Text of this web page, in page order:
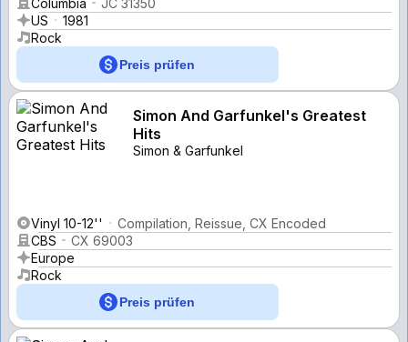
US
1981
Rock
Preis prüfen
Simon And Garfunkel's Greatest
Hits
Simon & Garfunkel
Vinyl 10-12''
Compilation, Reissue, CX Encoded
CBS
CX 69003
Europe
Rock
Preis prüfen